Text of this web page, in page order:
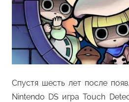
Спустя шесть лет после
Nintendo DS игра Touch